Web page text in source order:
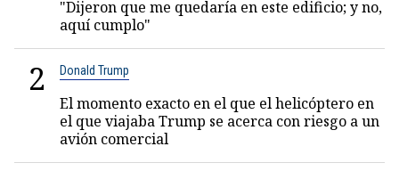
"Dijeron que me quedaría en este edificio; y no,
aquí cumplo"
2 Donald Trump
El momento exacto en el que el helicóptero en
el que viajaba Trump se acerca con riesgo a un
avión comercial